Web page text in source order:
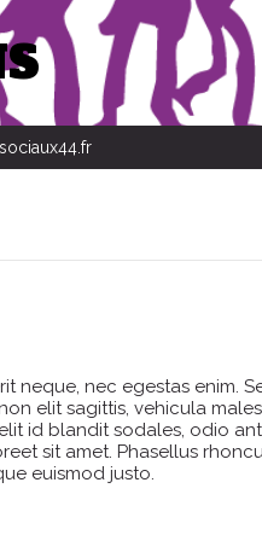
neque, nec egestas enim.
elit sagittis, vehicula
id blandit sodales, odio
sit amet. Phasellus
euismod justo.